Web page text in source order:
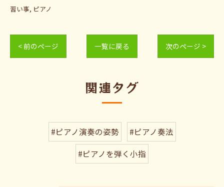
習い事 ピアノ
< 前のページ 一覧に戻る 次のページ >
関連タグ
#ピアノ演奏の姿勢
#ピアノ奏法
#ピアノを弾く小指